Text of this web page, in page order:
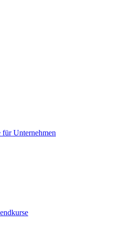
Unternehmen